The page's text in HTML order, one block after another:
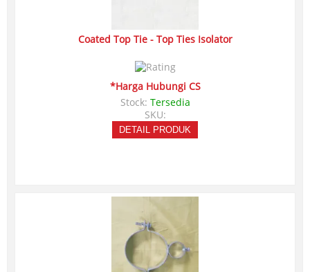
Coated Top Tie - Top Ties Isolator
*Harga Hubungi CS
Stock: Tersedia
SKU:
DETAIL PRODUK